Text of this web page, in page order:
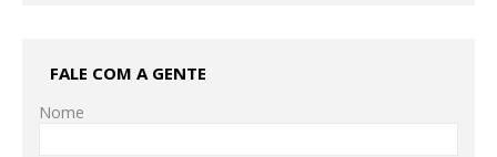
FALE COM A GENTE
Nome